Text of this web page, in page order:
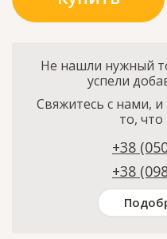
Не нашли нужный
успели
Свяжитесь с нами,
то,
+38
+38